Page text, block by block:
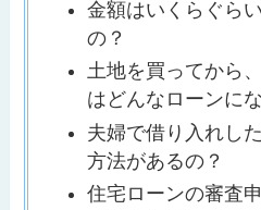
金額はいくらぐら
の？
土地を買ってから
はどんなローンに
夫婦で借り入れし
方法があるの？
住宅ローンの審査